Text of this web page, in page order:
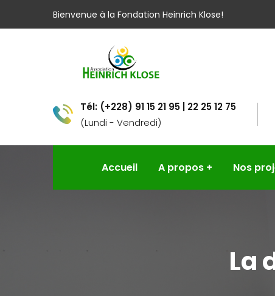
Bienvenue à la Fondation Heinrich Klose!
Tél: (+228) 91 15 21 95 | 22 25 12 75
(Lundi - Vendredi)
Accueil A propos Nos
La